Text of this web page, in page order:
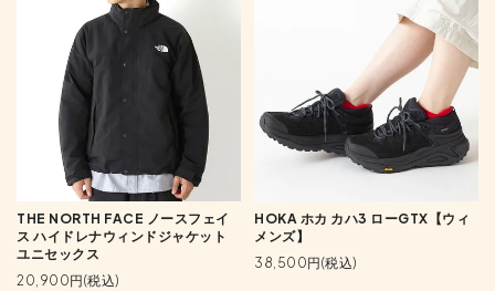
THE NORTH FACE ノースフェイ
ス ハイドレナウィンドジャケット
ユニセックス
20,900円(税込)
HOKA ホカ カハ3 ローGTX【ウィ
メンズ】
38,500円(税込)